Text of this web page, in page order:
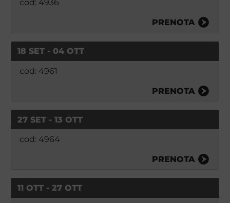
cod: 4936
PRENOTA
18 SET - 04 OTT
cod: 4961
PRENOTA
27 SET - 13 OTT
cod: 4964
PRENOTA
11 OTT - 27 OTT